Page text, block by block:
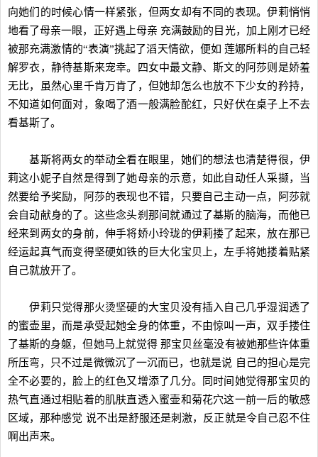
向她们的时候心情一样紧张，但两女却有不同的表现。伊莉悄悄
地看了母亲一眼，正好遇上母亲 充满鼓励的目光，加上刚才已经
被那充满激情的“表演”挑起了滔天情欲，便如 莲娜所料的自己轻
解罗衣，静待基斯来宠幸。四女中最文静、斯文的阿莎则是娇羞
无比，虽然心里千肯万肯了，但她却怎么也放不下少女的矜持，
不知道如何面对，象喝了酒一般满脸酡红，只好伏在桌子上不去
看基斯了。
基斯将两女的举动全看在眼里，她们的想法也清楚得很，伊
莉这小妮子自然是得到了她母亲的示意，如此自动任人采撷，当
然要给予奖励，阿莎的表现也不错，只要自己主动一点，阿莎就
会自动献身的了。这些念头刹那间就通过了基斯的脑海，而他已
经来到两女的身前，伸手将娇小玲珑的伊莉搂了起来，放在那已
经运起真气而变得坚硬如铁的巨大化宝贝上，左手将她搂着贴紧
自己就放开了。
伊莉只觉得那火烫坚硬的大宝贝没有插入自己几乎湿润透了
的蜜壶里，而是承受起她全身的体重，不由惊叫一声，双手搂住
了基斯的身躯，但她马上就觉得 那宝贝丝毫没有被她那些许体重
所压弯，只不过是微微沉了一沉而已，也就是说 自己的担心是完
全不必要的，脸上的红色又增添了几分。同时间她觉得那宝贝的
热气直通过相贴着的肌肤直透入蜜壶和菊花穴这一前一后的敏感
区域，那种感觉 说不出是舒服还是刺激，反正就是令自己忍不住
啊出声来。